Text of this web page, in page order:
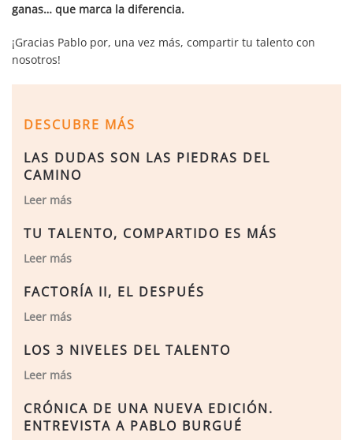
ganas… que marca la diferencia.
¡Gracias Pablo por, una vez más, compartir tu talento con
nosotros!
DESCUBRE MÁS
LAS DUDAS SON LAS PIEDRAS DEL
CAMINO
Leer más
TU TALENTO, COMPARTIDO ES MÁS
Leer más
FACTORÍA II, EL DESPUÉS
Leer más
LOS 3 NIVELES DEL TALENTO
Leer más
CRÓNICA DE UNA NUEVA EDICIÓN.
ENTREVISTA A PABLO BURGUÉ